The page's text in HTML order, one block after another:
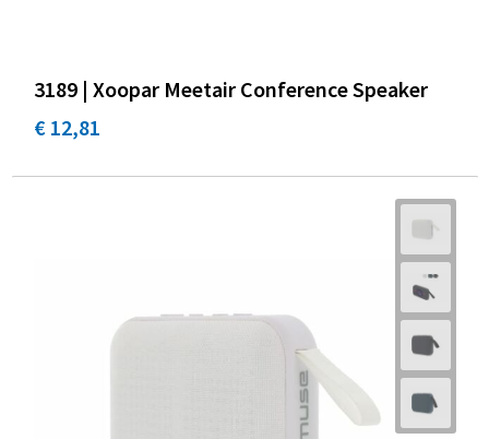
3189 | Xoopar Meetair Conference Speaker
€ 12,81